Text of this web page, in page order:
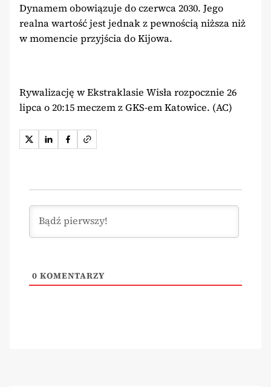
Dynamem obowiązuje do czerwca 2030. Jego
realna wartość jest jednak z pewnością niższa niż
w momencie przyjścia do Kijowa.
Rywalizację w Ekstraklasie Wisła rozpocznie 26
lipca o 20:15 meczem z GKS-em Katowice. (AC)
0 KOMENTARZY